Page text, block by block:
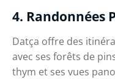
4. Randonnées
Datça offre des
avec ses forêts de
thym et ses vues